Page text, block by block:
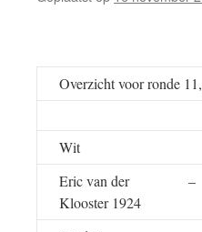
Overzicht voor ronde
Wit
Eric van der
Klooster 1924
–